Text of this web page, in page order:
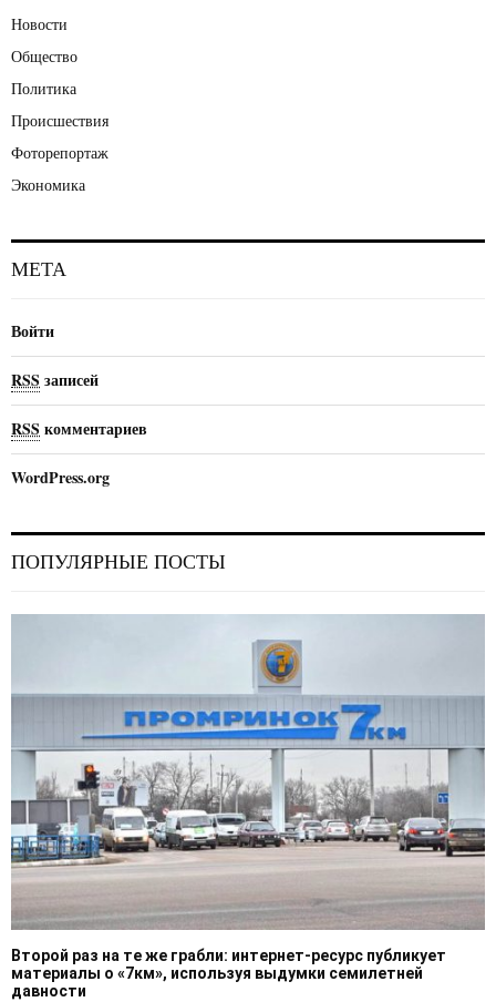
Новости
Общество
Политика
Происшествия
Фоторепортаж
Экономика
МЕТА
Войти
RSS записей
RSS комментариев
WordPress.org
ПОПУЛЯРНЫЕ ПОСТЫ
Второй раз на те же грабли: интернет-ресурс публикует
материалы о «7км», используя выдумки семилетней
давности